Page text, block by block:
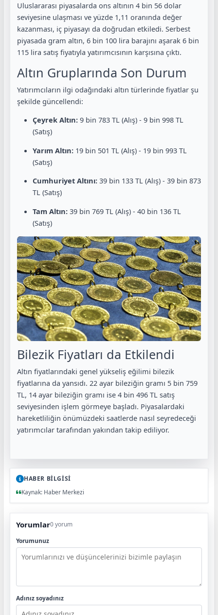
Uluslararası piyasalarda ons altının 4 bin 56 dolar
seviyesine ulaşması ve yüzde 1,11 oranında değer
kazanması, iç piyasayı da doğrudan etkiledi. Serbest
piyasada gram altın, 6 bin 100 lira barajını aşarak 6 bin
115 lira satış fiyatıyla yatırımcısının karşısına çıktı.
Altın Gruplarında Son Durum
Yatırımcıların ilgi odağındaki altın türlerinde fiyatlar şu
şekilde güncellendi:
Çeyrek Altın: 9 bin 783 TL (Alış) - 9 bin 998 TL
(Satış)
Yarım Altın: 19 bin 501 TL (Alış) - 19 bin 993 TL
(Satış)
Cumhuriyet Altını: 39 bin 133 TL (Alış) - 39 bin 873
TL (Satış)
Tam Altın: 39 bin 769 TL (Alış) - 40 bin 136 TL
(Satış)
Bilezik Fiyatları da Etkilendi
Altın fiyatlarındaki genel yükseliş eğilimi bilezik
fiyatlarına da yansıdı. 22 ayar bileziğin gramı 5 bin 759
TL, 14 ayar bileziğin gramı ise 4 bin 496 TL satış
seviyesinden işlem görmeye başladı. Piyasalardaki
hareketliliğin önümüzdeki saatlerde nasıl seyredeceği
yatırımcılar tarafından yakından takip ediliyor.
HABER BİLGİSİ
Kaynak: Haber Merkezi
Yorumlar0 yorum
Yorumunuz
Adınız soyadınız